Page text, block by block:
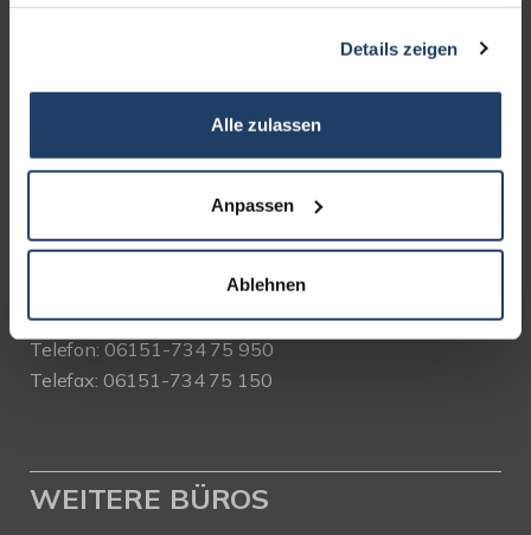
Details zeigen
Alle zulassen
Anpassen
Ablehnen
Bad Nauheimer Straße 4
64289 Darmstadt
Mo. - Fr. 9.00 - 18.00 Uhr
Sa. + So. nach Vereinbarung
Telefon: 06151-734 75 950
Telefax: 06151-734 75 150
WEITERE BÜROS